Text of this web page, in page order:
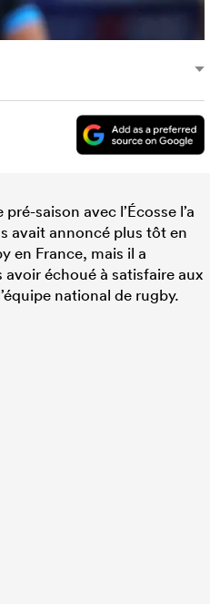
saison avec l’Écosse l’a
avait annoncé plus tôt en
en France, mais il a
échoué à satisfaire aux
national de rugby.